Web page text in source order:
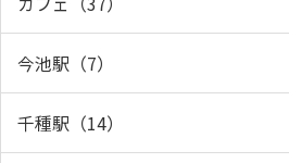
今池駅（7）
千種駅（14）